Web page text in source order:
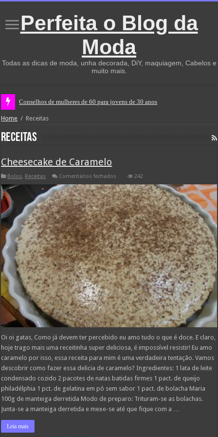
Perfeita o Blog da
Moda
Todas as dicas de moda, unha decorada, DiY, maquiagem, Cabelos e
muito mais.
Não te vingues, deixa que a vida faça isso por
Home / Receitas
Receitas
Cheesecake de Caramelo
Bolos, Receitas Comentários fechados
de
Caramelo
242
Oi oi gatas, Como já devem ter percebido eu amo tudo o que é doce. E claro,
hoje trago mais uma receitinha super deliciosa, é impossível resistir! Eu amo
caramelo por isso, essa receita para mim é uma verdadeira tentação. Vamos
descobrir como fazer essa delicia de caramelo? Ingredientes: 1 lata de leite
condensado cozido 2 pacotes de natas batidas firmes 1 pact. de queijo
philadélphia 1 pct. de gelatina em pó sem sabor 1 pact. de bolacha Maria
100g de manteiga derretida Modo de preparo: Trituram-se as bolachas.
Junta-se a manteiga derretida e mexe-se até que fique com a …
Leia mais